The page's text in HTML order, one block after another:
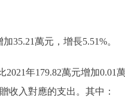
35.21萬元，增長5.51%。
年179.82萬元增加0.01
收入對應的支出。其中：